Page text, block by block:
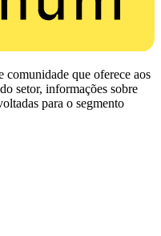
que oferece aos
setor, informações sobre
para o segmento